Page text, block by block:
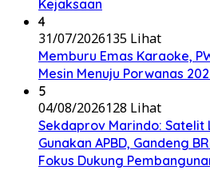
Kejaksaan
4
31/07/2026135 Lihat
Memburu Emas Karaoke,
Mesin Menuju Porwanas
5
04/08/2026128 Lihat
Sekdaprov Marindo: Satelit
Gunakan APBD, Gandeng
Fokus Dukung